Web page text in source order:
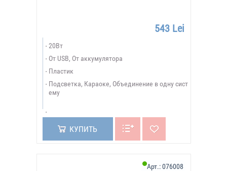
543 Lei
20Вт
От USB, От аккумулятора
Пластик
Подсветка, Караоке, Объединение в одну сист
ему
КУПИТЬ
Арт.:076008